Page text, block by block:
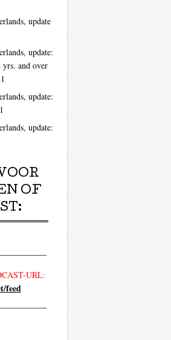
update
update:
and over
update:
update:
OF
URL:
feed